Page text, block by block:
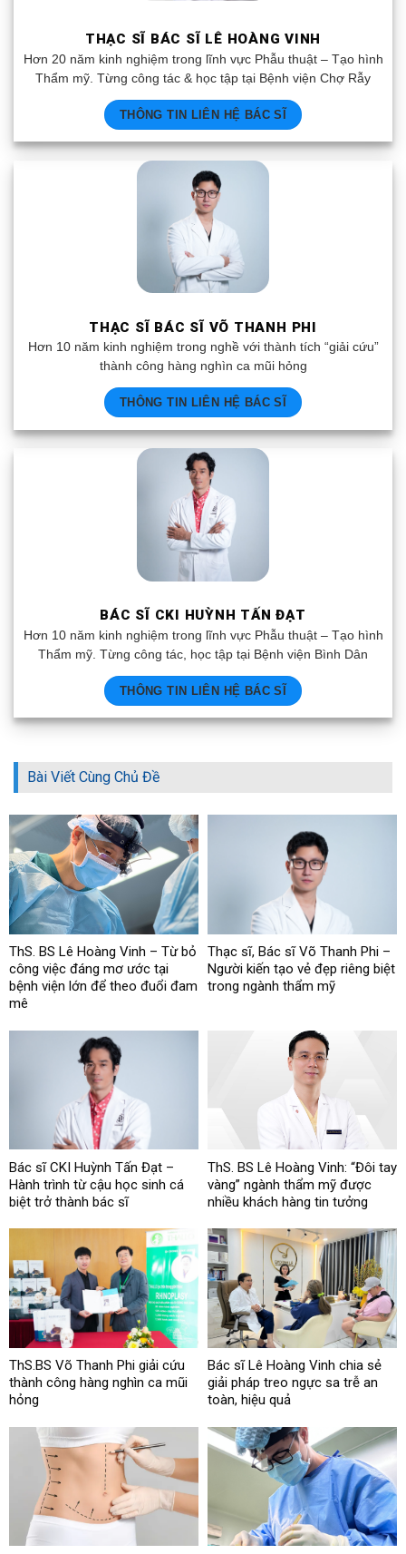
THẠC SĨ BÁC SĨ LÊ HOÀNG VINH
Hơn 20 năm kinh nghiệm trong lĩnh vực Phẫu thuật – Tạo hình
Thẩm mỹ. Từng công tác & học tập tại Bệnh viện Chợ Rẫy
THÔNG TIN LIÊN HỆ BÁC SĨ
THẠC SĨ BÁC SĨ VÕ THANH PHI
Hơn 10 năm kinh nghiệm trong nghề với thành tích “giải cứu”
thành công hàng nghìn ca mũi hỏng
THÔNG TIN LIÊN HỆ BÁC SĨ
BÁC SĨ CKI HUỲNH TẤN ĐẠT
Hơn 10 năm kinh nghiệm trong lĩnh vực Phẫu thuật – Tạo hình
Thẩm mỹ. Từng công tác, học tập tại Bệnh viện Bình Dân
THÔNG TIN LIÊN HỆ BÁC SĨ
Bài Viết Cùng Chủ Đề
ThS. BS Lê Hoàng Vinh – Từ bỏ
công việc đáng mơ ước tại
bệnh viện lớn để theo đuổi đam
mê
Thạc sĩ, Bác sĩ Võ Thanh Phi –
Người kiến tạo vẻ đẹp riêng biệt
trong ngành thẩm mỹ
Bác sĩ CKI Huỳnh Tấn Đạt –
Hành trình từ cậu học sinh cá
biệt trở thành bác sĩ
ThS. BS Lê Hoàng Vinh: “Đôi tay
vàng” ngành thẩm mỹ được
nhiều khách hàng tin tưởng
ThS.BS Võ Thanh Phi giải cứu
thành công hàng nghìn ca mũi
hỏng
Bác sĩ Lê Hoàng Vinh chia sẻ
giải pháp treo ngực sa trễ an
toàn, hiệu quả